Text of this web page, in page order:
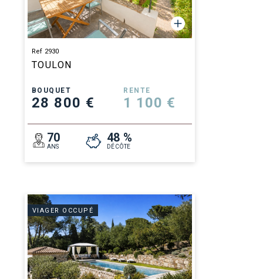
Ref 2930
TOULON
BOUQUET
28 800 €
RENTE
1 100 €
70
ANS
48 %
DÉCÔTE
VIAGER OCCUPÉ